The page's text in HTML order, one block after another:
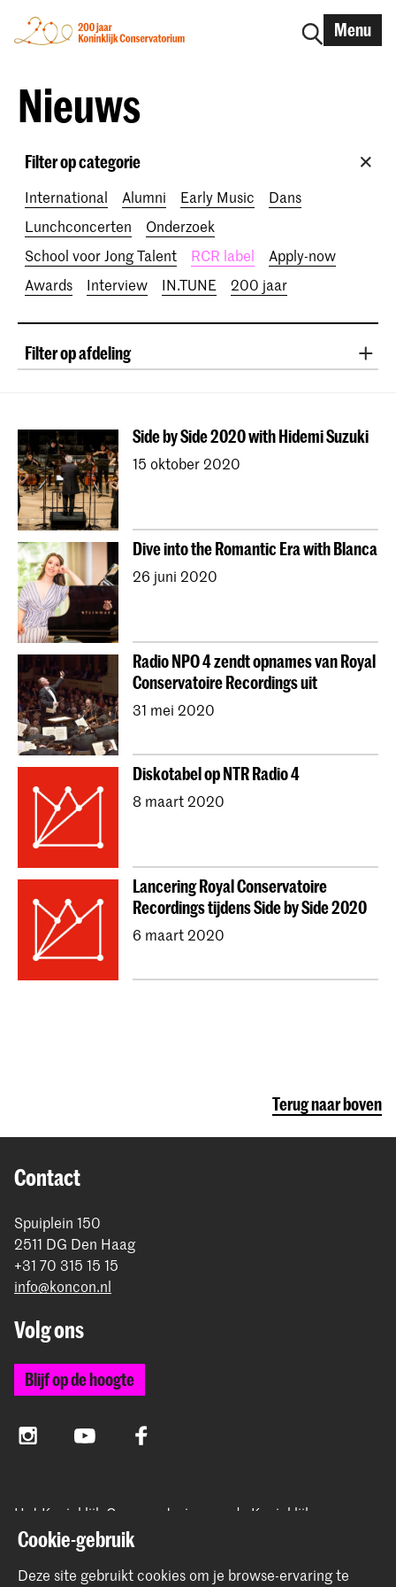
Menu
Nieuws
Filter op categorie
International Alumni Early Music
Dans
Lunchconcerten
Onderzoek
School voor Jong Talent
RCR label
Apply-now
Awards
Interview IN.TUNE 200 jaar
Filter op afdeling
ArtScience
Muziekeducatie
NAIP
Muziektheorie
Dutch National Opera Academy
Universiteit Leiden (PM)
Jong KC
Koninklijk Conservatorium Dans
Contractonderwijs
Vooropleiding
Onderzoek
Jong KC Muziek
Alle afdelingen
Side by Side 2020 with Hidemi Suzuki
15 oktober 2020
Dive into the Romantic Era with Blanca
26 juni 2020
Radio NPO 4 zendt opnames van Royal
Conservatoire Recordings uit
31 mei 2020
Diskotabel op NTR Radio 4
8 maart 2020
Lancering Royal Conservatoire
Recordings tijdens Side by Side 2020
6 maart 2020
Terug naar boven
Contact
Spuiplein 150
2511 DG Den Haag
+31 70 315 15 15
info@koncon.nl
Volg ons
Blijf op de hoogte
InstagramYouTube Facebook
Het Koninklijk Conservatorium en de Koninklijke
Academie van Beeldende Kunsten vormen samen
Hogeschool der Kunsten Den Haag.
Cookie-gebruik
Deze site gebruikt cookies om je browse-ervaring te